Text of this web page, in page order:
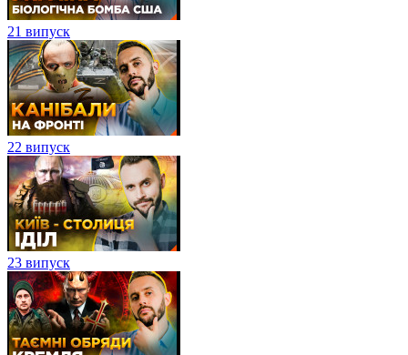
21 випуск
22 випуск
23 випуск